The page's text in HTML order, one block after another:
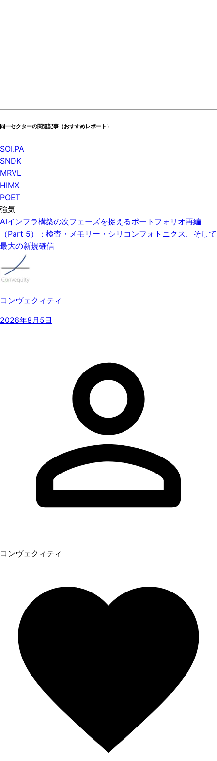
同一セクターの関連記事（おすすめレポート）
SOI.PA
SNDK
MRVL
HIMX
POET
強気
AIインフラ構築の次フェーズを捉えるポートフォリオ再編
（Part 5）：検査・メモリー・シリコンフォトニクス、そして
最大の新規確信
コンヴェクィティ
2026年8月5日
コンヴェクィティ